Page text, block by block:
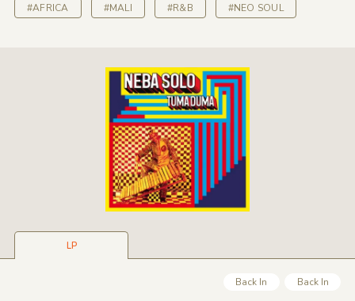
#AFRICA #MALI #R&B #NEO SOUL
LP
Back In Back In